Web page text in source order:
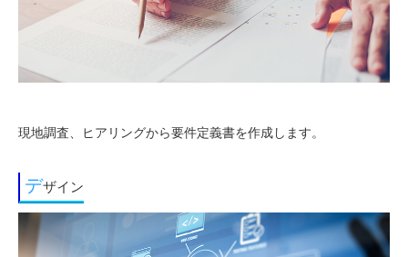
現地調査、ヒアリングから要件定義書を作成します。
デザイン